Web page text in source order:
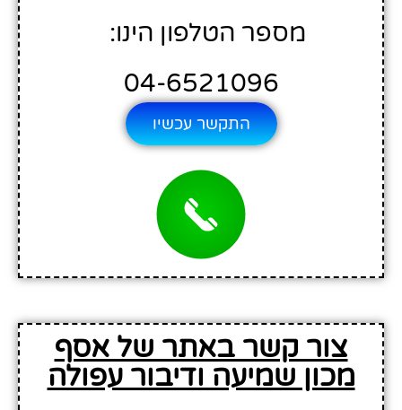
מספר הטלפון הינו:
04-6521096
התקשר עכשיו
צור קשר באתר של אסף
מכון שמיעה ודיבור עפולה